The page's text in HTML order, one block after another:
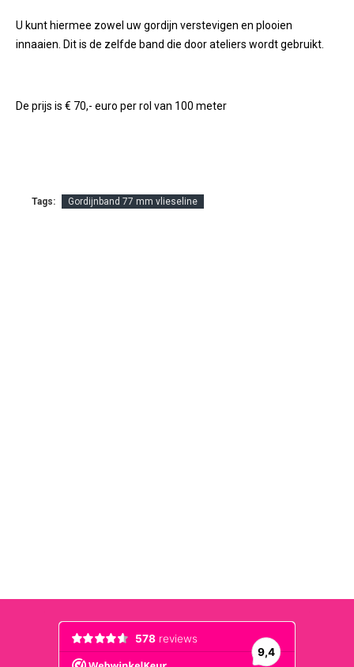
U kunt hiermee zowel uw gordijn verstevigen en plooien
innaaien. Dit is de zelfde band die door ateliers wordt gebruikt.
De prijs is € 70,- euro per rol van 100 meter
Tags: Gordijnband 77 mm vlieseline